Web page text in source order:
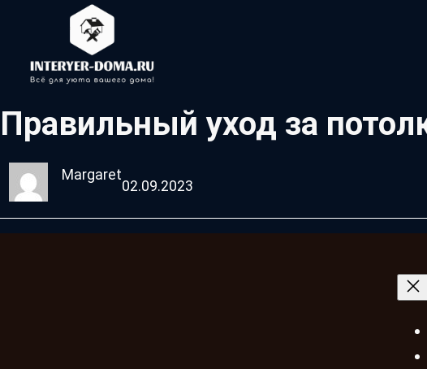
Правильный уход за
Margaret
02.09.2023